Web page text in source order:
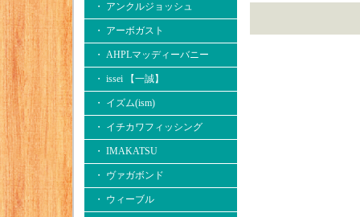
・ アンクルジョッシュ
・ アーボガスト
・ AHPLマッディーバニー
・ issei 【一誠】
・ イズム(ism)
・ イチカワフィッシング
・ IMAKATSU
・ ヴァガボンド
・ ウィーブル